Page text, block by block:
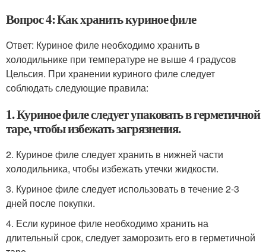
Вопрос 4: Как хранить куриное филе
Ответ: Куриное филе необходимо хранить в
холодильнике при температуре не выше 4 градусов
Цельсия. При хранении куриного филе следует
соблюдать следующие правила:
1. Куриное филе следует упаковать в герметичной
таре, чтобы избежать загрязнения.
2. Куриное филе следует хранить в нижней части
холодильника, чтобы избежать утечки жидкости.
3. Куриное филе следует использовать в течение 2-3
дней после покупки.
4. Если куриное филе необходимо хранить на
длительный срок, следует заморозить его в герметичной